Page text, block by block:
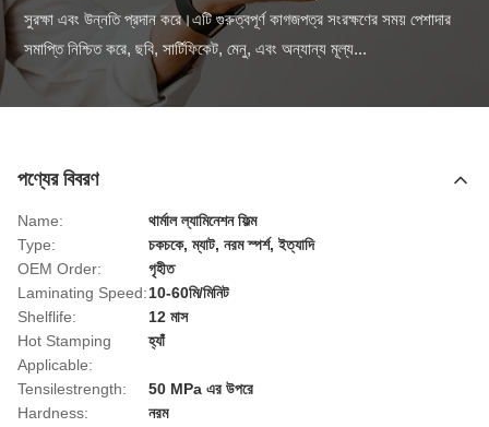
সুরক্ষা এবং উন্নতি প্রদান করে।এটি গুরুত্বপূর্ণ কাগজপত্র সংরক্ষণের সময় পেশাদার
সমাপ্তি নিশ্চিত করে, ছবি, সার্টিফিকেট, মেনু, এবং অন্যান্য মূল্য...
পণ্যের বিবরণ
Name:
থার্মাল ল্যামিনেশন ফিল্ম
Type:
চকচকে, ম্যাট, নরম স্পর্শ, ইত্যাদি
OEM Order:
গৃহীত
Laminating Speed:10-60মি/মিনিট
Shelflife:
12 মাস
Hot Stamping
Applicable:
হ্যাঁ
Tensilestrength:
50 MPa এর উপরে
Hardness:
নরম